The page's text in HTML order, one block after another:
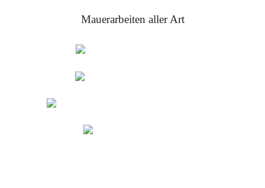
Mauerarbeiten aller Art